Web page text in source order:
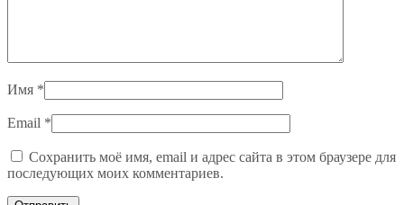
Имя *
Email *
Сохранить моё имя, email и адрес сайта в этом браузере для
последующих моих комментариев.